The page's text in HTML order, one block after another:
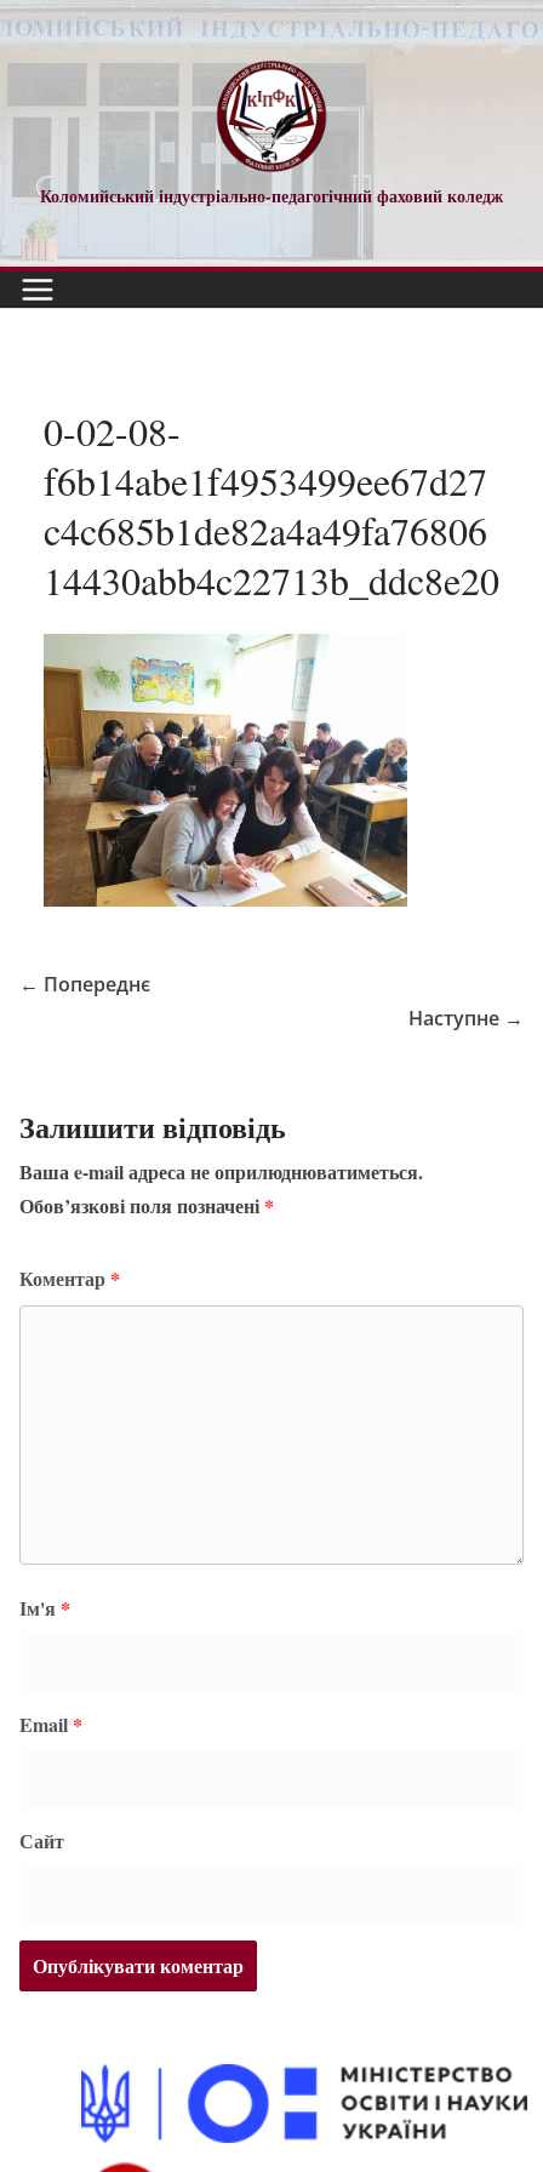
Перейти
до
Коломийський індустріально-педагогічний фаховий коледж
0-02-08-
f6b14abe1f4953499ee67d27
c4c685b1de82a4a49fa76806
14430abb4c22713b_ddc8e20
← Попереднє
Наступне →
Залишити відповідь
Ваша e-mail адреса не оприлюднюватиметься.
Обов’язкові поля позначені *
Коментар *
Ім'я *
Email *
Сайт